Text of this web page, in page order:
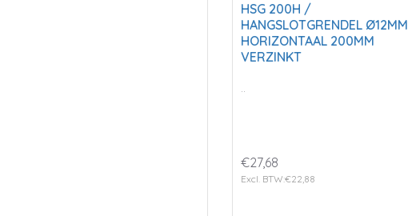
HSG 200H /
HANGSLOTGRENDEL Ø12MM
HORIZONTAAL 200MM
VERZINKT
..
€27,68
Excl. BTW:€22,88